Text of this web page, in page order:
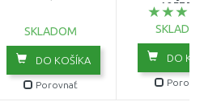
SKLADOM
DO KOŠÍKA
Porovnať
1057535
DO